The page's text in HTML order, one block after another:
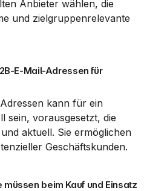
Anbieter wählen, die
und zielgruppenrelevante
E-Mail-Adressen für
kann für ein
sein, vorausgesetzt, die
aktuell. Sie ermöglichen
Geschäftskunden.
beim Kauf und Einsatz